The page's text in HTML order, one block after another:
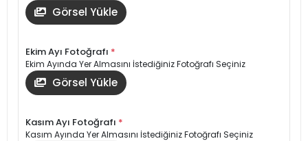
Görsel Yükle
Ekim Ayı Fotoğrafı *
Ekim Ayında Yer Almasını İstediğiniz Fotoğrafı Seçiniz
Görsel Yükle
Kasım Ayı Fotoğrafı *
Kasım Ayında Yer Almasını İstediğiniz Fotoğrafı Seçiniz